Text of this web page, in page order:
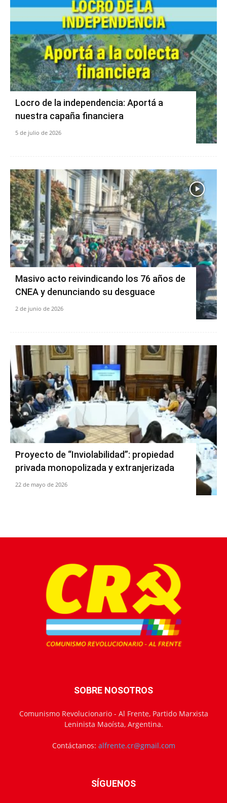
Locro de la independencia: Aportá a
nuestra capaña financiera
5 de julio de 2026
Masivo acto reivindicando los 76 años de
CNEA y denunciando su desguace
2 de junio de 2026
Proyecto de “Inviolabilidad”: propiedad
privada monopolizada y extranjerizada
22 de mayo de 2026
SOBRE NOSOTROS
Comunismo Revolucionario - Al Frente, Partido Marxista
Leninista Maoísta, Argentina.
Contáctanos: alfrente.cr@gmail.com
SÍGUENOS